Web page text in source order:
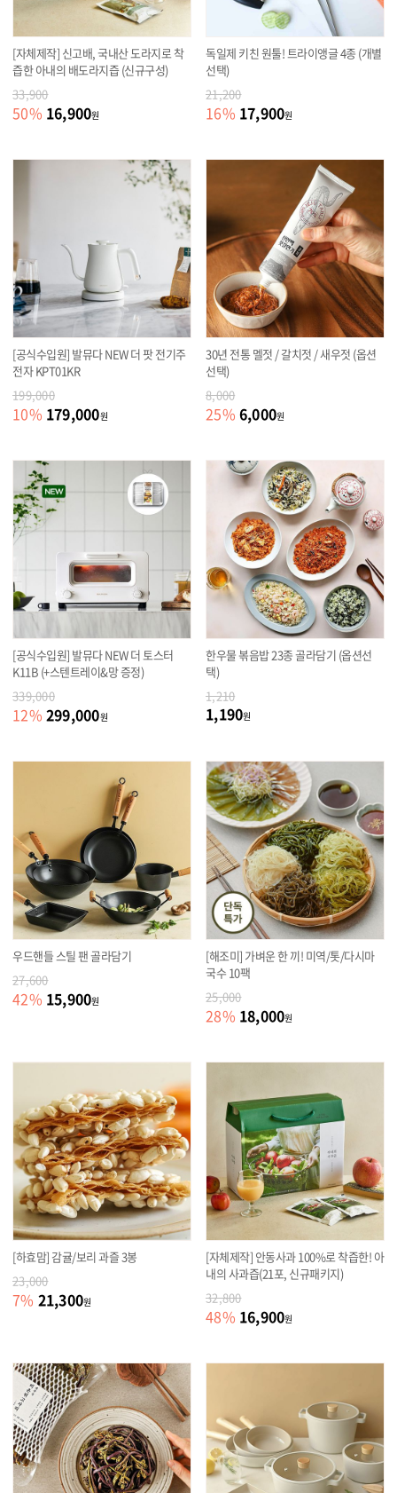
[자체제작] 신고배, 국내산 도라지로 착
즙한 아내의 배도라지즙 (신규구성)
33,900
50% 16,900원
독일제 키친 원툴! 트라이앵글 4종 (개별
선택)
21,200
16% 17,900원
[공식수입원] 발뮤다 NEW 더 팟 전기주
전자 KPT01KR
199,000
10% 179,000원
30년 전통 멜젓 / 갈치젓 / 새우젓 (옵션
선택)
8,000
25% 6,000원
[공식수입원] 발뮤다 NEW 더 토스터
K11B (+스텐트레이&망 증정)
339,000
12% 299,000원
한우물 볶음밥 23종 골라담기 (옵션선
택)
1,210
1,190원
우드핸들 스틸 팬 골라담기
27,600
42% 15,900원
[해조미] 가벼운 한 끼! 미역/톳/다시마
국수 10팩
25,000
28% 18,000원
[하효맘] 감귤/보리 과즐 3봉
23,000
7% 21,300원
[자체제작] 안동사과 100%로 착즙한! 아
내의 사과즙(21포, 신규패키지)
32,800
48% 16,900원